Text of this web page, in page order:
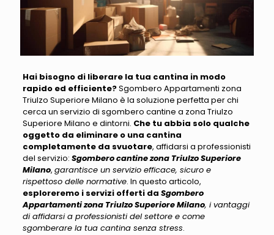
Hai bisogno di liberare la tua cantina in modo
rapido ed efficiente?Sgombero Appartamenti zona
Triulzo Superiore Milano è la soluzione perfetta per chi
cerca un servizio di sgombero cantine a zona Triulzo
Superiore Milano e dintorni. Che tu abbia solo qualche
oggetto da eliminare o una cantina
completamente da svuotare, affidarsi a professionisti
del servizio: Sgombero cantine zona Triulzo Superiore
Milano, garantisce un servizio efficace, sicuro e
rispettoso delle normative. In questo articolo,
esploreremo i servizi offerti da Sgombero
Appartamenti zona Triulzo Superiore Milano, i vantaggi
di affidarsi a professionisti del settore e come
sgomberare la tua cantina senza stress.